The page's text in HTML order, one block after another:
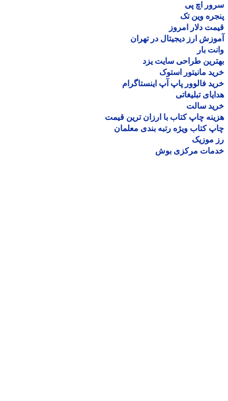
اچ پی
وین تک
دلار امروز
ارز دیجیتال در تهران
بار
طراحی سایت یزد
مانیتور استوک
فالوور پاپ آپ اینستاگرام
تبلیغاتی
سالت
چاپ کتاب با ارزان ترین قیمت
کتاب ویژه رتبه بندی معلمان
موزیک
مرکزی بوش